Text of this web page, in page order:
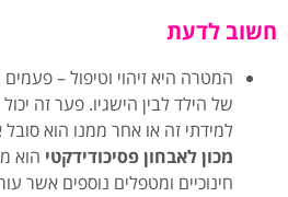
חשוב לדעת
המטרה היא זיהוי וטיפול – פעמים
של הילד לבין הישגיו. פער זה
למידתי זה או אחר ממנו הוא
מכון לאבחון פסיכודידקטי הוא
חינוכיים ומטפלים נוספים אשר